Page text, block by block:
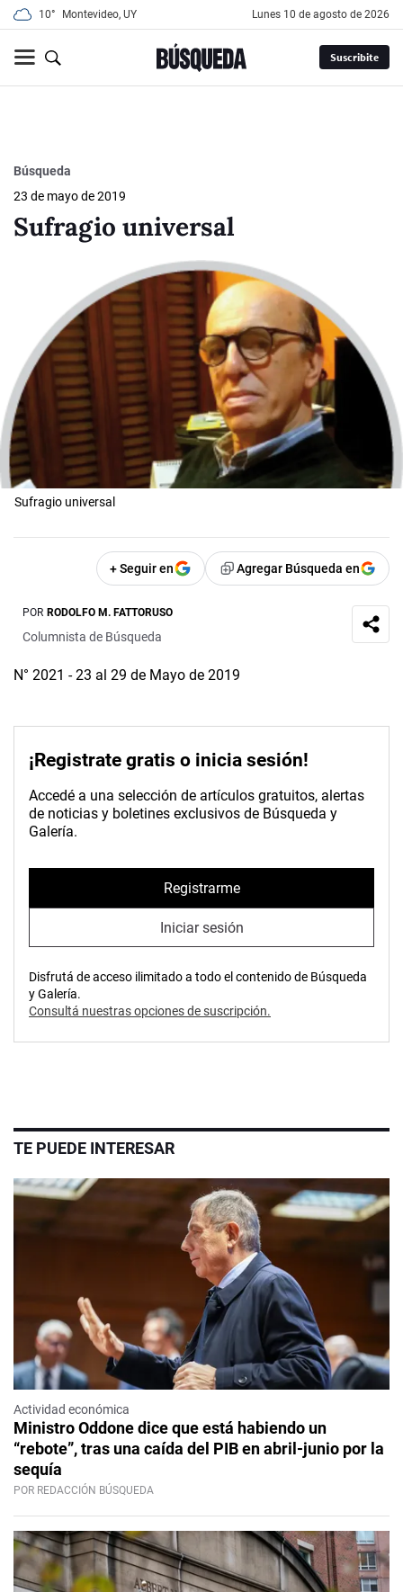
10° Montevideo, UY lunes 10 de agosto de 2026
Suscribite
Búsqueda
23 de mayo de 2019
Sufragio universal
Sufragio universal
+ Seguir en Agregar Búsqueda en
POR RODOLFO M. FATTORUSO
Columnista de Búsqueda
N° 2021 - 23 al 29 de Mayo de 2019
¡Registrate gratis o inicia sesión!
Accedé a una selección de artículos gratuitos, alertas
de noticias y boletines exclusivos de Búsqueda y
Galería.
Registrarme
Iniciar sesión
Disfrutá de acceso ilimitado a todo el contenido de Búsqueda
y Galería.
Consultá nuestras opciones de suscripción.
TE PUEDE INTERESAR
Actividad económica
Ministro Oddone dice que está habiendo un
“rebote”, tras una caída del PIB en abril-junio por la
sequía
POR REDACCIÓN BÚSQUEDA